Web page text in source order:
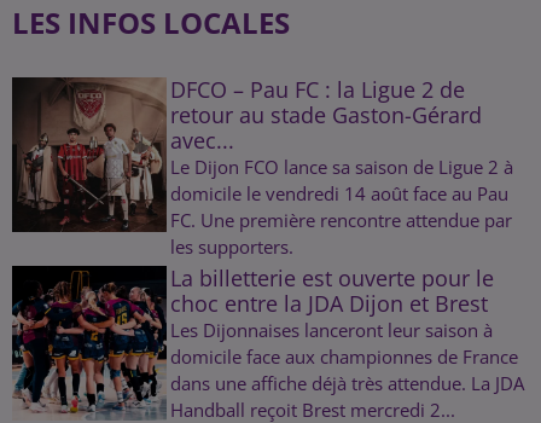
LES INFOS LOCALES
DFCO – Pau FC : la Ligue 2 de
retour au stade Gaston-Gérard
avec...
Le Dijon FCO lance sa saison de Ligue 2 à
domicile le vendredi 14 août face au Pau
FC. Une première rencontre attendue par
les supporters.
La billetterie est ouverte pour le
choc entre la JDA Dijon et Brest
Les Dijonnaises lanceront leur saison à
domicile face aux championnes de France
dans une affiche déjà très attendue. La JDA
Handball reçoit Brest mercredi 2...